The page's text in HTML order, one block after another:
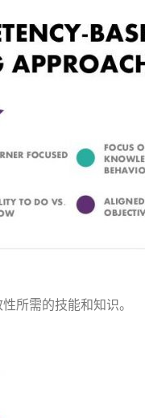
所需的技能和知识。